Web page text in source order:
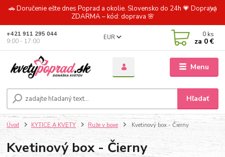
🚗 Doručenie ešte dnes Poprad a okolie. Slovensko do 24h 💗 Doprava
ZDARMA – kód: doprava 🌸
Menu
EUR
Hľadať
+421 911 295 044
9:00 - 17:00
0 ks
za 0 €
Úvod KYTICE A KVETY Ruže v boxe Kvetinový box - Čierny
Kvetinový box - Čierny